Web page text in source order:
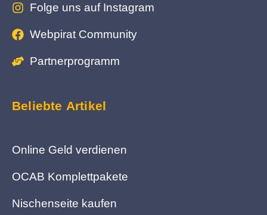
Folge uns auf Instagram
Webpirat Community
Partnerprogramm
Beliebte Artikel
Online Geld verdienen
OCAB Komplettpakete
Nischenseite kaufen